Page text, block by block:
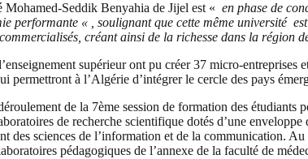
Seddik Benyahia de Jijel est « en phase de
performante « , soulignant que cette même université
créant ainsi de la richesse dans la région
supérieur ont pu créer 37 micro-
permettront à l’Algérie d’intégrer le cercle des pays
de la 7ème session de formation des
de recherche scientifique dotés d’une
des sciences de l’information et de la communication.
pédagogiques de l’annexe de la faculté de